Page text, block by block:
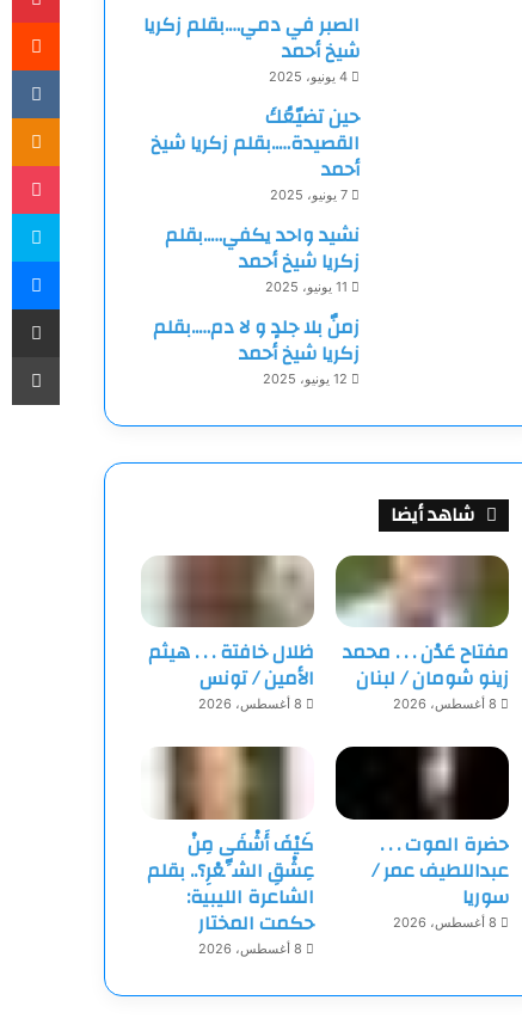
الصبر في دمي….بقلم زكريا
شيخ أحمد
4 يونيو، 2025
حين تضيّعُكَ
القصيدة…..بقلم زكريا شيخ
أحمد
7 يونيو، 2025
نشيد واحد يكفي…..بقلم
زكريا شيخ أحمد
11 يونيو، 2025
زمنٌ بلا جلدٍ و لا دم…..بقلم
زكريا شيخ أحمد
12 يونيو، 2025
شاهد أيضا
مفتاح عَدْن . . . محمد
زينو شومان / لبنان
8 أغسطس، 2026
ظلال خافتة . . . هيثم
الأمين / تونس
8 أغسطس، 2026
حضرة الموت . . .
عبداللطيف عمر /
سوريا
8 أغسطس، 2026
كَيْفَ أَشْفَى مِنْ
عِشْقِ الشِّعْرِ؟.. بقلم
الشاعرة الليبية:
حكمت المختار
8 أغسطس، 2026